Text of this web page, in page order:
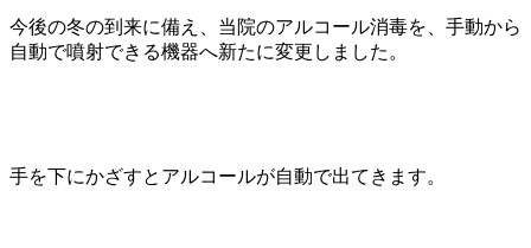
今後の冬の到来に備え、当院のアルコール消毒を、手動から
自動で噴射できる機器へ新たに変更しました。
手を下にかざすとアルコールが自動で出てきます。